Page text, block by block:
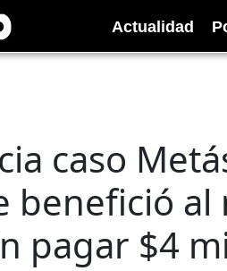
Actualidad
caso
benefició
pagar $4